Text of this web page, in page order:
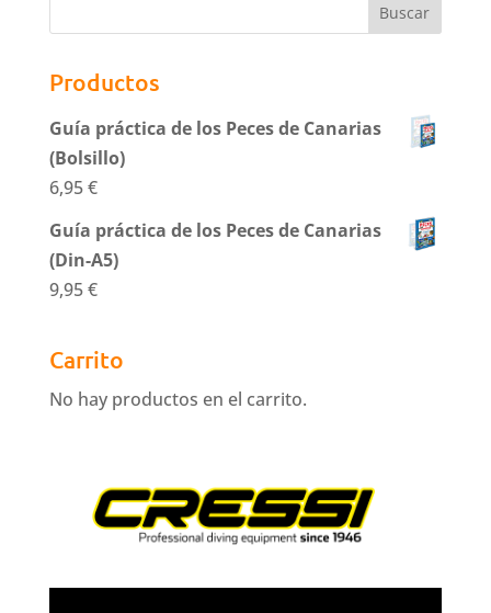
Productos
Guía práctica de los Peces de Canarias
(Bolsillo)
6,95€
Guía práctica de los Peces de Canarias
(Din-A5)
9,95€
Carrito
No hay productos en el carrito.